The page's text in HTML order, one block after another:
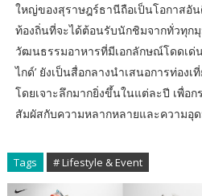
ใหญ่ของสุราษฎร์ธานีถือเป็นโอกาสอั
ท้องถิ่นที่จะได้ต้อนรับนักชิมจากทั่วทุก
วัฒนธรรมอาหารที่มีเอกลักษณ์โดดเด่
ไกด์’ ยังเป็นสื่อกลางนำเสนอการท่องเ
โดยเจาะลึกมากยิ่งขึ้นในแต่ละปี เพื่อ
สัมผัสกับความหลากหลายและความอุ
Tags # Lifestyle & Event